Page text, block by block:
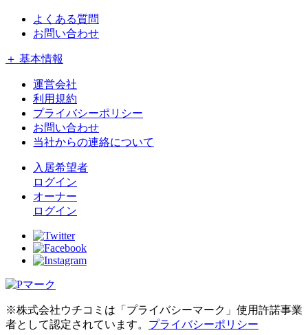
よくある質問
お問い合わせ
＋ 基本情報
運営会社
利用規約
プライバシーポリシー
お問い合わせ
当社からの連絡について
入居希望者
ログイン
オーナー
ログイン
※株式会社ウチコミは「プライバシーマーク」使用許諾事業
者として認定されています。 プライバシーポリシー